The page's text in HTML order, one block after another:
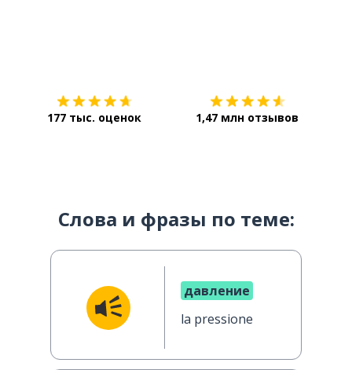
177 тыс. оценок 1,47 млн отзывов
Слова и фразы по теме:
давление
la pressione